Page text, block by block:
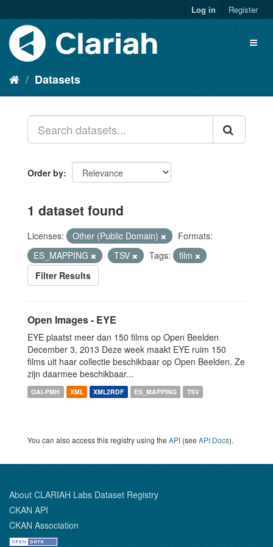
Log in Register
Datasets
Order by
1 dataset found
Licenses: Other (Public Domain)
Formats:
ES_MAPPING
TSV Tags:
film
Filter Results
Open Images - EYE
EYE plaatst meer dan 150 films op Open Beelden
December 3, 2013 Deze week maakt EYE ruim 150
films uit haar collectie beschikbaar op Open Beelden. Ze
zijn daarmee beschikbaar...
OAI-PMH XML XML2RDF ES_MAPPING TSV
You can also access this registry using the API (see API Docs).
About CLARIAH Labs Dataset Registry
CKAN API
CKAN Association